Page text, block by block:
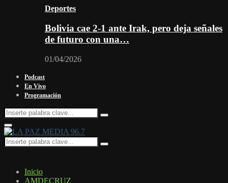
Deportes
Bolivia cae 2-1 ante Irak, pero deja señales
de futuro con una…
01/04/2026
Podcast
En Vivo
Programación
Search
for:
Search
Facebook
Twitter
Instagram
Youtube
Email
Twitch
Whatsapp
Primary
Menu
Search
for:
Search
Inicio
AMDECRUZ